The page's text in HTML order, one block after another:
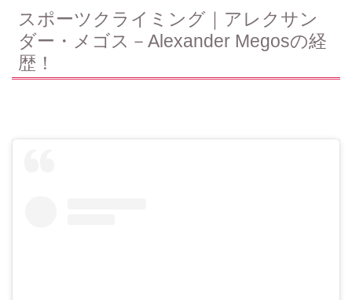
スポーツクライミング｜アレクサン
ダー・メゴス－Alexander Megosの経
歴！